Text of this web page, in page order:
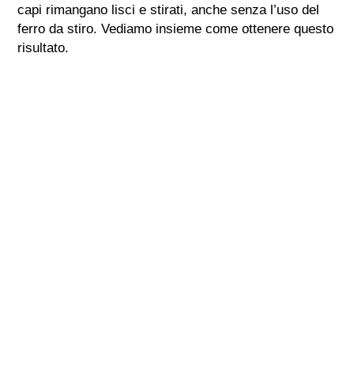
capi rimangano lisci e stirati, anche senza l’uso del
ferro da stiro. Vediamo insieme come ottenere questo
risultato.